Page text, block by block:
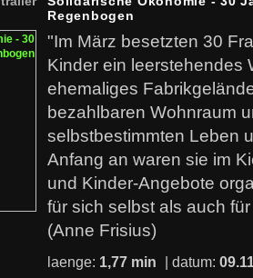
Regenbogen
"Im März besetzten 30
Kinder ein leerstehendes
ehemaliges
bezahlbaren Wohnraum
selbstbestimmten Leben
Anfang an waren sie im
und Kinder-Angebote
für sich selbst als auch
(Anne Frisius)
laenge: 1,77 min | datum: